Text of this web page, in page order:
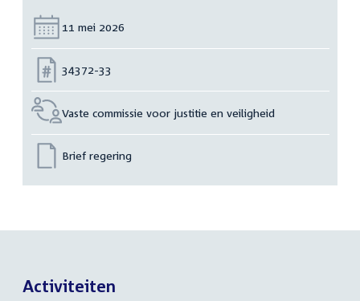
Datum:
11 mei 2026
Nummer:
34372-33
Vaste commissie voor justitie en veiligheid
Brief regering
Activiteiten